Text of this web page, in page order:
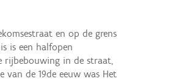
en op de grens
is een halfopen
rijbebouwing in de straat,
de 19de eeuw was Het